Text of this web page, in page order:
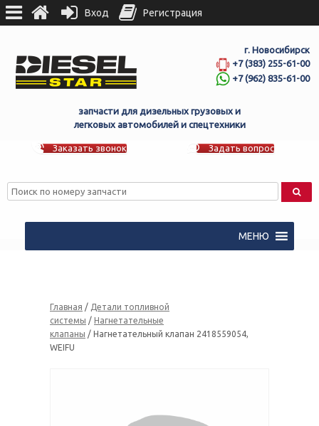
г. Новосибирск
+7 (383) 255-61-00
+7 (962) 835-61-00
запчасти для дизельных грузовых и
легковых автомобилей и спецтехники
Заказать звонок Задать вопрос
МЕНЮ
Главная / Детали топливной
системы / Нагнетательные
клапаны / Нагнетательный клапан 2418559054,
WEIFU
Вход Регистрация